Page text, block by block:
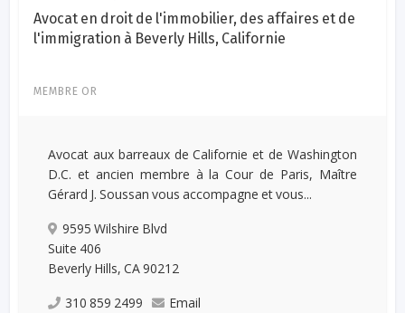
Avocat en droit de l'immobilier, des affaires et de
l'immigration à Beverly Hills, Californie
MEMBRE OR
Avocat aux barreaux de Californie et de Washington
D.C. et ancien membre à la Cour de Paris, Maître
Gérard J. Soussan vous accompagne et vous...
9595 Wilshire Blvd
Suite 406
Beverly Hills, CA 90212
310 859 2499
Email